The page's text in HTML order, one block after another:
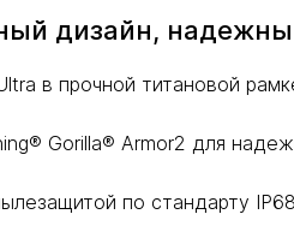
дизайн,
в прочной титановой
Gorilla® Armor2 для
по стандарту